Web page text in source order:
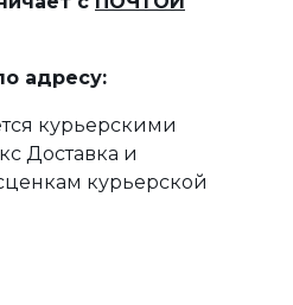
адресу:
курьерскими
Доставка и
курьерской